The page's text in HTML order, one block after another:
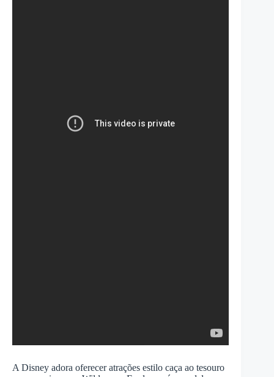
A Disney adora oferecer atrações estilo caça ao tesouro